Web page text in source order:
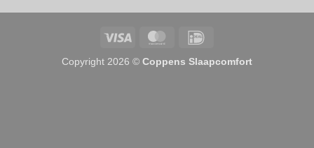
Visa MasterCard
Copyright 2026 © Coppens Slaapcomfort